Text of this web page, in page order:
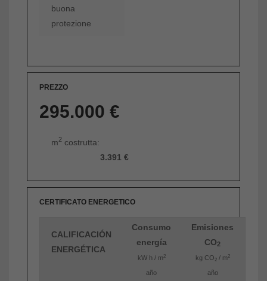
buona
protezione
PREZZO
295.000 €
m2 costrutta:
3.391 €
CERTIFICATO ENERGETICO
CALIFICACIÓN
ENERGÉTICA
Consumo
energía
kW h / m 2
año
Emisiones
CO2
kg CO 2/ m 2
año